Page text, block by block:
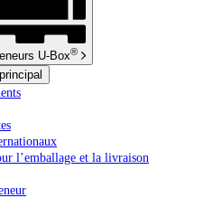
U-Box®
l’emballage et la livraison